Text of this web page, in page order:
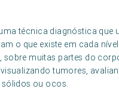
técnica diagnóstica que
o que existe em cada
muitas partes do
tumores,
ou ocos.